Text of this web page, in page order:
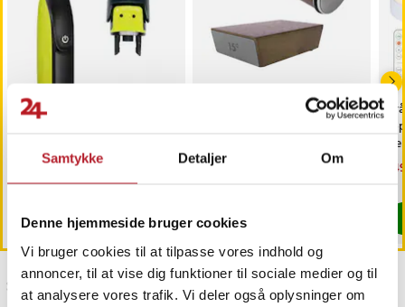
Samtykke Detaljer Om
Denne hjemmeside bruger cookies
Vi bruger cookies til at tilpasse vores indhold og
annoncer, til at vise dig funktioner til sociale medier og til
at analysere vores trafik. Vi deler også oplysninger om
Trimmerhoved til
næsehårstrimmer /
næsetrimmerhoved
:69 kr.
69 kr.
Findes på lager, Leveres i løbet af 1-2 hverdage
Køb
Rullende knivsliber /
faste slibevinkler
Pris:
179 kr.
Sidst besøgt